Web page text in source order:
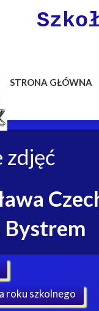
roku szkolnego
STRONA GŁÓWNA
zdjęć